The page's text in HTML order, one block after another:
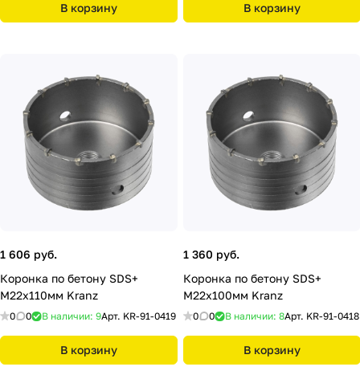
В корзину В корзину
1 606 руб.
Коронка по бетону SDS+
М22х110мм Kranz
0 0 В наличии: 9Арт. KR-91-0419
В корзину
1 360 руб.
Коронка по бетону SDS+
М22х100мм Kranz
0 0 В наличии: 8Арт. KR-91-0418
В корзину